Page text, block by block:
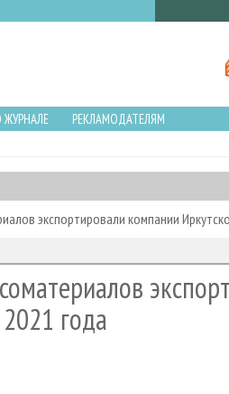
ЖУРНАЛЕ
РЕКЛАМОДАТЕЛЯМ
экспортировали компании
года